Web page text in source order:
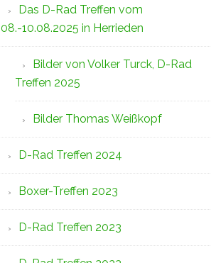
Das D-Rad Treffen vom
08.-10.08.2025 in Herrieden
Bilder von Volker Turck, D-Rad
Treffen 2025
Bilder Thomas Weißkopf
D-Rad Treffen 2024
Boxer-Treffen 2023
D-Rad Treffen 2023